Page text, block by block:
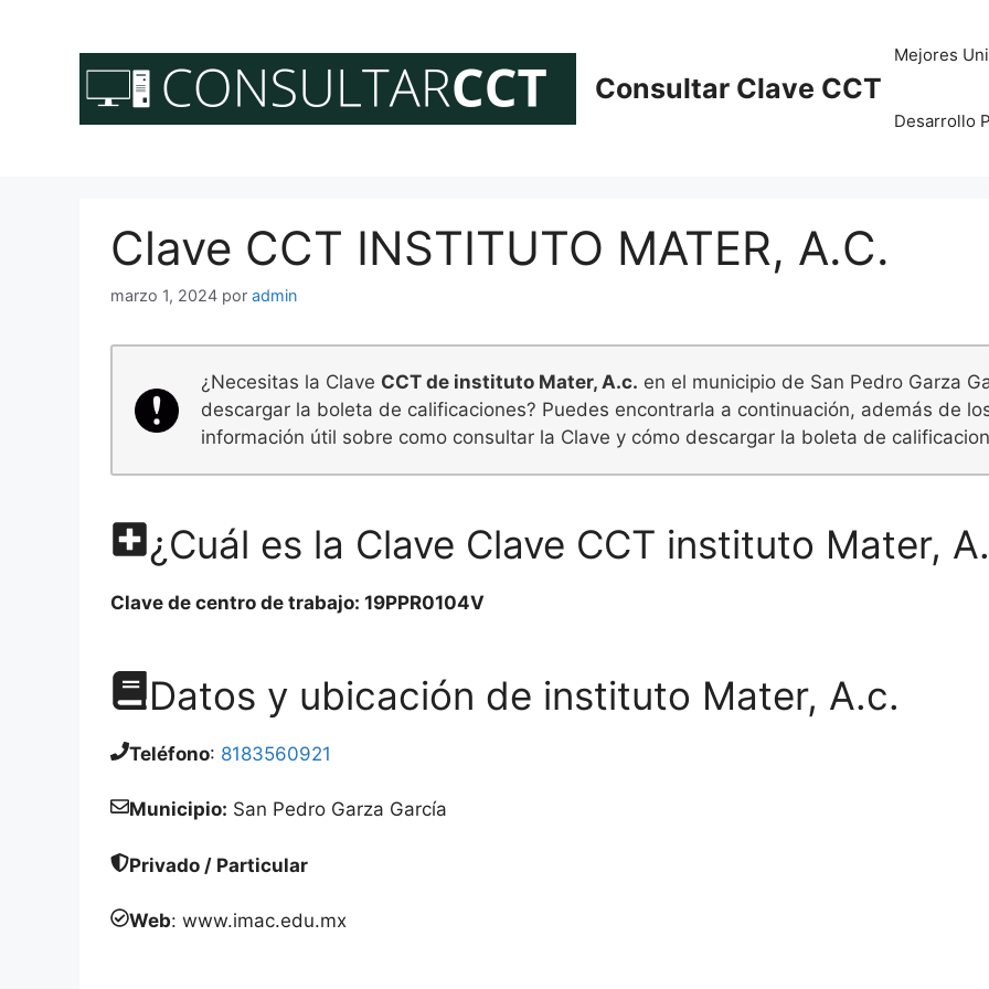
contenido
Consultar Clave CCT
Mejores
Desarrollo
Clave CCT INSTITUTO MATER, A.C.
marzo 1, 2024 por admin
¿Necesitas la Clave CCT de instituto Mater, A.c. en el municipio de San Pedro Garza
descargar la boleta de calificaciones? Puedes encontrarla a continuación, además de
información útil sobre como consultar la Clave y cómo descargar la boleta de
¿Cuál es la Clave Clave CCT instituto Mater,
Clave de centro de trabajo: 19PPR0104V
Datos y ubicación de instituto Mater, A.c.
Teléfono: 8183560921
Municipio: San Pedro Garza García
Privado / Particular
Web: www.imac.edu.mx